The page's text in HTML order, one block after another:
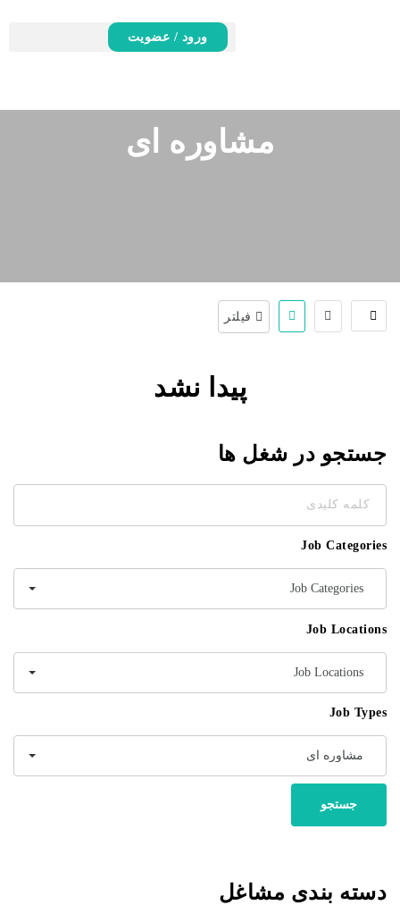
ورود / عضویت
مشاوره ای
فیلتر
پیدا نشد
جستجو در شغل ها
Job Categories
Job Categories
Job Locations
Job Locations
Job Types
مشاوره ای
جستجو
دسته بندی مشاغل